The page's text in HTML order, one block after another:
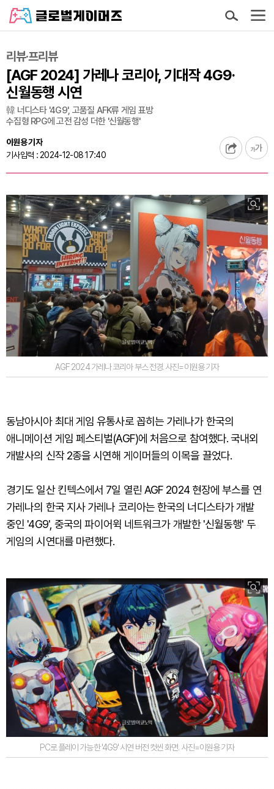
리뷰·프리뷰
[AGF 2024] 가레나 코리아, 기대작 4G9·
신월동행 시연
韓 너디스타 '4G9', 고품질 AFK류 게임 표방
수집형 RPG에 고전 감성 더한 '신월동행'
이원용 기자
기사입력 : 2024-12-08 17:40
AGF 2024 가레나 코리아 부스 전경. 사진=이원용 기자
동남아시아 최대 게임 유통사로 꼽히는 가레나가 한국의
애니메이션 게임 페스티벌(AGF)에 처음으로 참여했다. 국내외
개발사의 신작 2종을 시연해 게이머들의 이목을 끌었다.
경기도 일산 킨텍스에서 7일 열린 AGF 2024 현장에 부스를 연
가레나의 한국 지사 가레나 코리아는 한국의 너디스타가 개발
중인 '4G9', 중국의 파이어윅 네트워크가 개발한 '신월동행' 두
게임의 시연대를 마련했다.
PC로 플레이 가능한 '4G9' 시연 버전 컷씬 화면. 사진=이원용 기자